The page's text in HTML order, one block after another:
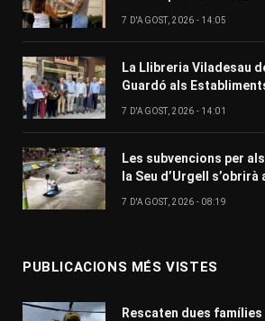
7 D'AGOST, 2026 - 14:05
La Llibreria Viladesau
Guardó als
7 D'AGOST, 2026 - 14:01
Les subvencions per
la Seu d’Urgell
7 D'AGOST, 2026 - 08:19
PUBLICACIONS MÉS VISTES
Rescaten dues